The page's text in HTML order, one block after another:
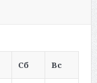
Сб Вс